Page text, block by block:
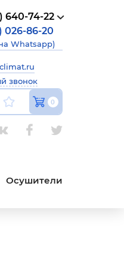
640-74-22
026-86-20
Whatsapp)
звонок
0
Осушители